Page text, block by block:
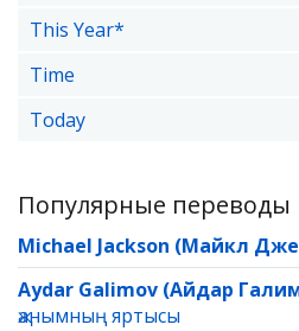
This Year*
Time
Today
Популярные переводы
Michael Jackson (Майкл
Aydar Galimov (Айдар
җанымның яртысы